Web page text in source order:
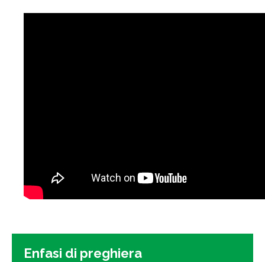
Enfasi di preghiera